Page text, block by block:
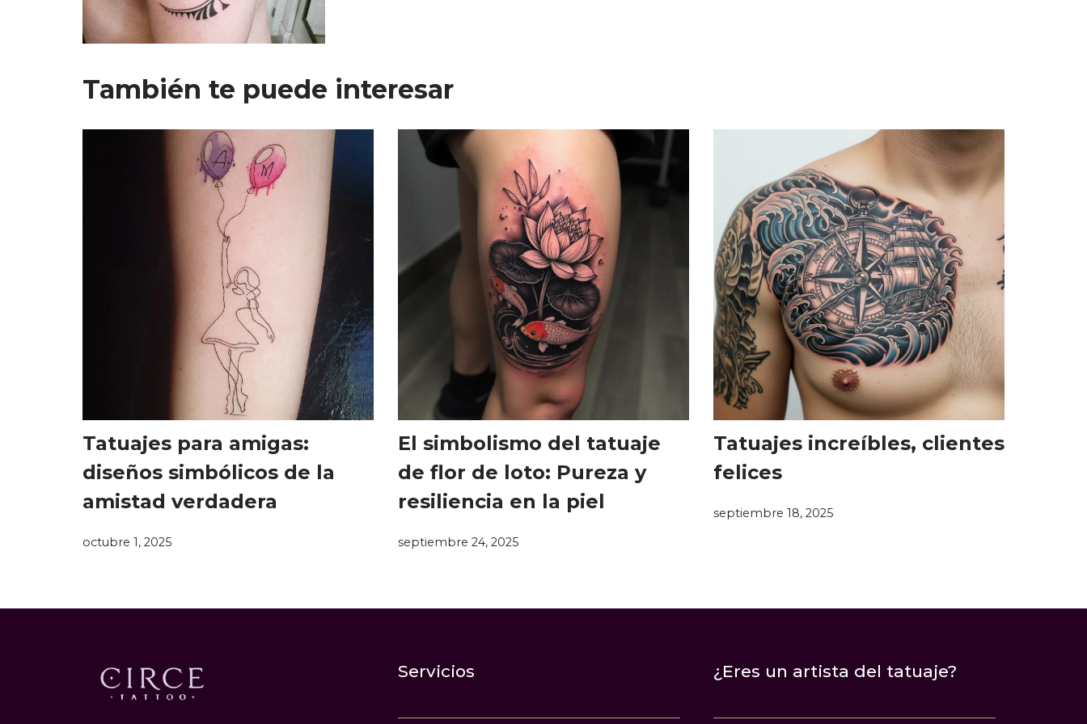
También te puede interesar
Tatuajes para amigas:
diseños simbólicos de la
amistad verdadera
octubre 1, 2025
El simbolismo del tatuaje
de flor de loto: Pureza y
resiliencia en la piel
septiembre 24, 2025
Tatuajes increíbles, clientes
felices
septiembre 18, 2025
Servicios ¿Eres un artista del tatuaje?